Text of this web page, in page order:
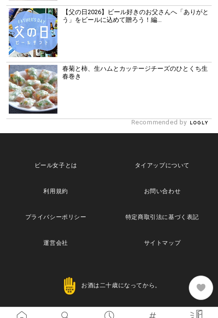
【父の日2026】ビール好きのお父さんへ「ありがと
う」をビールに込めて贈ろう！編...
春菊と柿、生ハムとカッテージチーズのひとくち生
春巻き
Recommended by
ビール女子とは タイアップについて
利用規約 お問い合わせ
プライバシーポリシー 特定商取引法に基づく表記
運営会社 サイトマップ
お酒は二十歳になってから。
Copyright© 2013 Maische Inc. All Rights Reserved